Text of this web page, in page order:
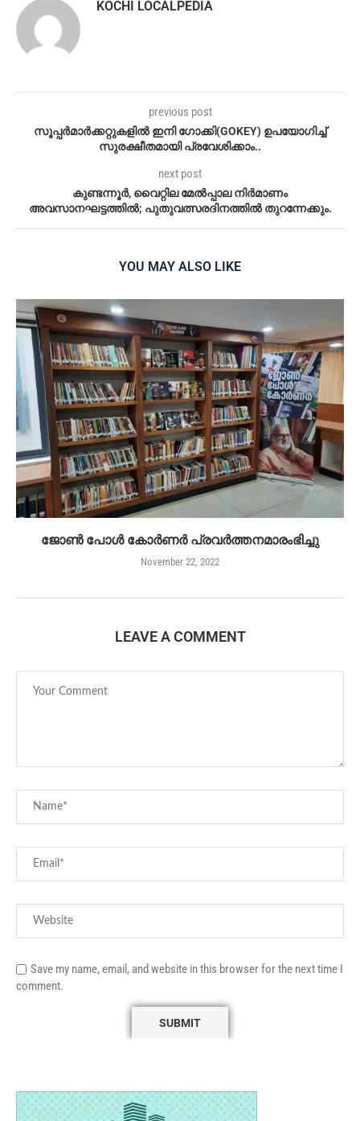
KOCHI LOCALPEDIA
previous post
സൂപ്പർമാർക്കറ്റുകളിൽ ഇനി ഗോക്കി(GOKEY) ഉപയോഗിച്ച്
സുരക്ഷീതമായി പ്രവേശിക്കാം..
next post
കുണ്ടന്നൂർ, വൈറ്റില മേൽപ്പാല നിർമാണം
അവസാനഘട്ടത്തിൽ; പുതുവത്സരദിനത്തിൽ തുറന്നേക്കും.
YOU MAY ALSO LIKE
ജോൺ പോൾ കോർണർ പ്രവർത്തനമാരംഭിച്ചു
November 22, 2022
LEAVE A COMMENT
Save my name, email, and website in this browser for the next time I
comment.